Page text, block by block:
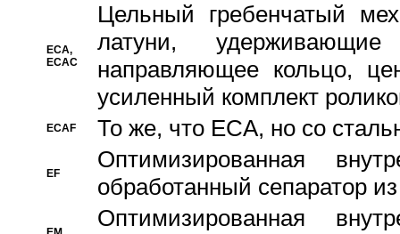
ECA,
ECAC
Цельный гребенчатый
латуни,
направляющее кольцо,
усиленный комплект
ECAF То же, что ECA, но со
EF
Оптимизированная
обработанный сепаратор
Оптимизированная